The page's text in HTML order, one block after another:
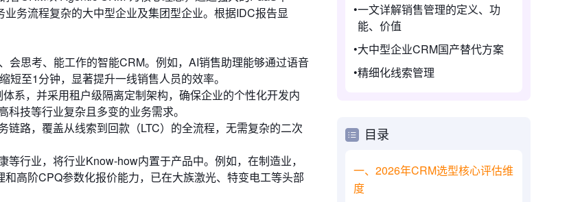
务流程复杂的大中型企业及集团型企业。根据IDC报告显
会思考、能工作的智能CRM。例如，AI销售助理能够通过语音
至1分钟，显著提升一线销售人员的效率。
系，并采用租户级隔离定制架构，确保企业的个性化开发内
技等行业复杂且多变的业务需求。
链路，覆盖从线索到回款（LTC）的全流程，无需复杂的二次
等行业，将行业Know-how内置于产品中。例如，在制造业，
高阶CPQ参数化报价能力，已在大族激光、特变电工等头部
一文详解销售管理的定义、功
能、价值
大中型企业CRM国产替代方案
精细化线索管理
目录
一、2026年CRM选型核心评估维
度